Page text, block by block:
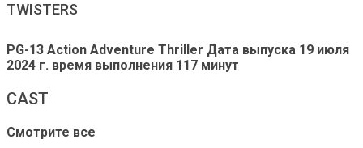
TWISTERS
PG-13 Action Adventure Thriller Дата выпуска 19 июля
2024 г. время выполнения 117 минут
CAST
Смотрите все